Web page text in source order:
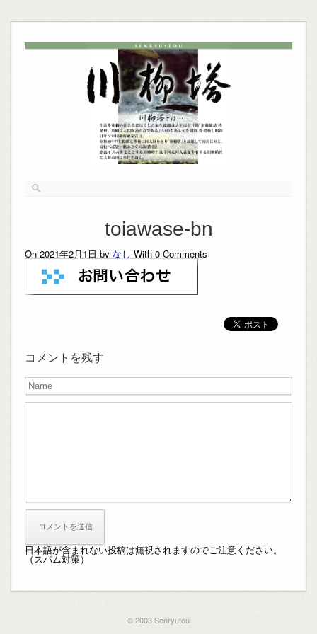
toiawase-bn
On 2021年2月1日 by なし With 0Comments
コメントを残す
日本語が含まれない投稿は無視されますのでご注意ください。
（スパム対策）
© 2003 Senryutou